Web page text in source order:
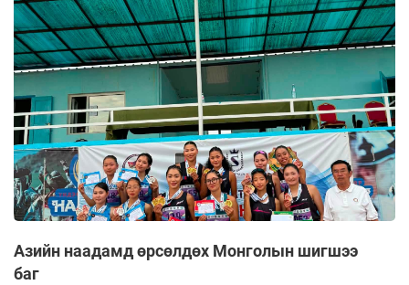
Азийн наадамд өрсөлдөх Монголын шигшээ
баг